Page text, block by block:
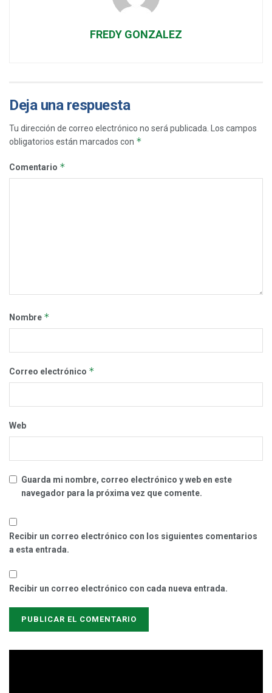
FREDY GONZALEZ
Deja una respuesta
Tu dirección de correo electrónico no será publicada. Los campos
obligatorios están marcados con *
Comentario *
Nombre *
Correo electrónico *
Web
Guarda mi nombre, correo electrónico y web en este
navegador para la próxima vez que comente.
Recibir un correo electrónico con los siguientes comentarios
a esta entrada.
Recibir un correo electrónico con cada nueva entrada.